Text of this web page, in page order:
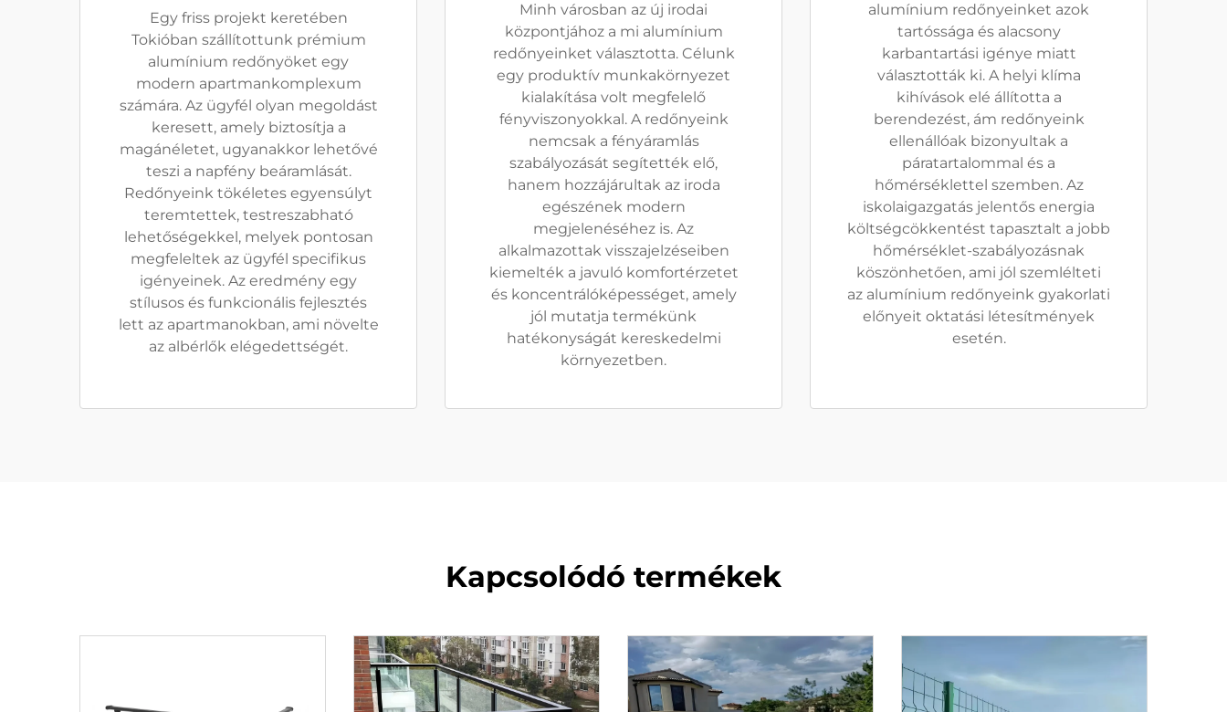
Egy friss projekt keretében
Tokióban szállítottunk prémium
alumínium redőnyöket egy
modern apartmankomplexum
számára. Az ügyfél olyan megoldást
keresett, amely biztosítja a
magánéletet, ugyanakkor lehetővé
teszi a napfény beáramlását.
Redőnyeink tökéletes egyensúlyt
teremtettek, testreszabható
lehetőségekkel, melyek pontosan
megfeleltek az ügyfél specifikus
igényeinek. Az eredmény egy
stílusos és funkcionális fejlesztés
lett az apartmanokban, ami növelte
az albérlők elégedettségét.
Minh városban az új irodai
központjához a mi alumínium
redőnyeinket választotta. Célunk
egy produktív munkakörnyezet
kialakítása volt megfelelő
fényviszonyokkal. A redőnyeink
nemcsak a fényáramlás
szabályozását segítették elő,
hanem hozzájárultak az iroda
egészének modern
megjelenéséhez is. Az
alkalmazottak visszajelzéseiben
kiemelték a javuló komfortérzetet
és koncentrálóképességet, amely
jól mutatja termékünk
hatékonyságát kereskedelmi
környezetben.
alumínium redőnyeinket azok
tartóssága és alacsony
karbantartási igénye miatt
választották ki. A helyi klíma
kihívások elé állította a
berendezést, ám redőnyeink
ellenállóak bizonyultak a
páratartalommal és a
hőmérséklettel szemben. Az
iskolaigazgatás jelentős energia
költségcökkentést tapasztalt a jobb
hőmérséklet-szabályozásnak
köszönhetően, ami jól szemlélteti
az alumínium redőnyeink gyakorlati
előnyeit oktatási létesítmények
esetén.
Kapcsolódó termékek